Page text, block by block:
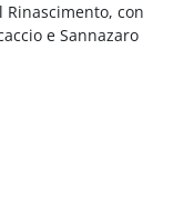
con
e Sannazaro